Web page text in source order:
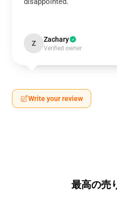
Z Zachary
Verified owner
Write your review
最高の売